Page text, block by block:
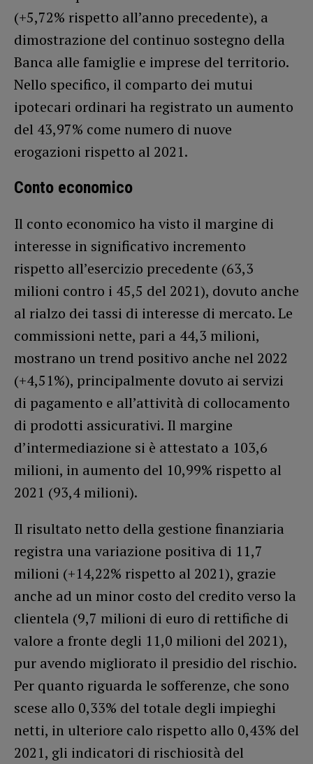
(+5,72% rispetto all’anno precedente), a
dimostrazione del continuo sostegno della
Banca alle famiglie e imprese del territorio.
Nello specifico, il comparto dei mutui
ipotecari ordinari ha registrato un aumento
del 43,97% come numero di nuove
erogazioni rispetto al 2021.
Conto economico
Il conto economico ha visto il margine di
interesse in significativo incremento
rispetto all’esercizio precedente (63,3
milioni contro i 45,5 del 2021), dovuto anche
al rialzo dei tassi di interesse di mercato. Le
commissioni nette, pari a 44,3 milioni,
mostrano un trend positivo anche nel 2022
(+4,51%), principalmente dovuto ai servizi
di pagamento e all’attività di collocamento
di prodotti assicurativi. Il margine
d’intermediazione si è attestato a 103,6
milioni, in aumento del 10,99% rispetto al
2021 (93,4 milioni).
Il risultato netto della gestione finanziaria
registra una variazione positiva di 11,7
milioni (+14,22% rispetto al 2021), grazie
anche ad un minor costo del credito verso la
clientela (9,7 milioni di euro di rettifiche di
valore a fronte degli 11,0 milioni del 2021),
pur avendo migliorato il presidio del rischio.
Per quanto riguarda le sofferenze, che sono
scese allo 0,33% del totale degli impieghi
netti, in ulteriore calo rispetto allo 0,43% del
2021, gli indicatori di rischiosità del